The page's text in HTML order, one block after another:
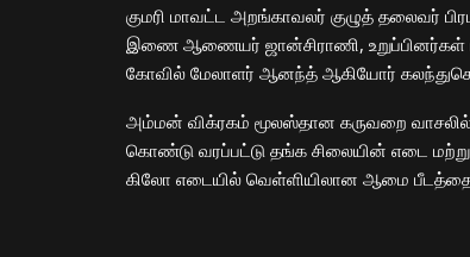
குமரி மாவட்ட அறங்காவலர் குழுத் தலைவர்
இணை ஆணையர் ஜான்சிராணி, உறுப்பினர்கள்
கோவில் மேலாளர் ஆனந்த் ஆகியோர்
அம்மன் விக்ரகம் மூலஸ்தான கருவறை
கொண்டு வரப்பட்டு தங்க சிலையின் எடை
கிலோ எடையில் வெள்ளியிலான ஆமை